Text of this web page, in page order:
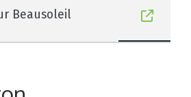
Beausoleil